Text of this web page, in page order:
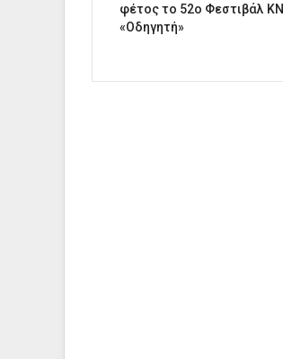
φέτος το 52ο Φεστιβάλ
«Οδηγητή»